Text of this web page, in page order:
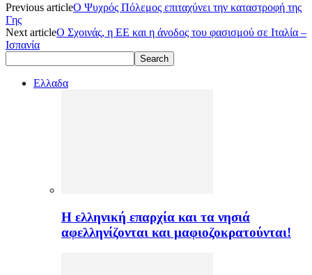
Previous articleO Ψυχρός Πόλεμος επιταχύνει την καταστροφή της
Γης
Next articleΟ Σχοινάς, η ΕΕ και η άνοδος του φασισμού σε Ιταλία –
Ισπανία
Ελλαδα
H ελληνική επαρχία και τα νησιά
αφελληνίζονται και μαφιοζοκρατούνται!